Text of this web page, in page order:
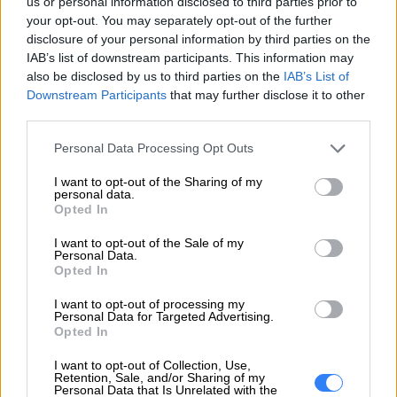
your opt-out. You may separately opt-out of the further
disclosure of your personal information by third parties on the
IAB’s list of downstream participants. This information may
also be disclosed by us to third parties on the IAB’s List of
Downstream Participants that may further disclose it to other
Personal Data Processing Opt Outs
I want to opt-out of the Sharing of my
personal data.
Opted In
I want to opt-out of the Sale of my
Personal Data.
Opted In
I want to opt-out of processing my
Personal Data for Targeted Advertising.
Opted In
I want to opt-out of Collection, Use,
Retention, Sale, and/or Sharing of my
Personal Data that Is Unrelated with the
przypadku jej awarii po pierwszym roku lub gdy nie
spełnia standardów wydajności po 2-4 latach
użytkowania.
Sealed Battery Warranty zapewnia:
gwarancyjną baterii z 1 roku do nawet 4 lat,
zapewniając klientom długoterminowy spokój.
Znaczne oszczędności
Zapewnij klientom
opłacalne rozwiązanie, redukując koszty wymiany
baterii nawet o 85%.
Minimalizacja przestojów - Zwiększ ciągłość
systemu dzięki przedłużonej gwarancji.
Bezproblemowe wsparcie - Gwarantuj klientom
szybką pomoc certyfikowanych techników Lenovo, w
tym wymianę baterii na miejscu.